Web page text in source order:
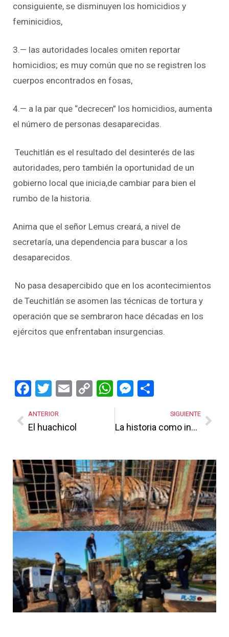
consiguiente, se disminuyen los homicidios y
feminicidios,
3.— las autoridades locales omiten reportar
homicidios; es muy común que no se registren los
cuerpos encontrados en fosas,
4.— a la par que “decrecen” los homicidios, aumenta
el número de personas desaparecidas.
Teuchitlán es el resultado del desinterés de las
autoridades, pero también la oportunidad de un
gobierno local que inicia,de cambiar para bien el
rumbo de la historia.
Anima que el señor Lemus creará, a nivel de
secretaría, una dependencia para buscar a los
desaparecidos.
No pasa desapercibido que en los acontecimientos
de Teuchitlán se asomen las técnicas de tortura y
operación que se sembraron hace décadas en los
ejércitos que enfrentaban insurgencias.
Facebook
Twitter
EmailCopy
Link
WhatsApp
Messenger
ANTERIOR
El huachicol
SIGUIENTE
La historia como instrumento del populismo
Más Noticias